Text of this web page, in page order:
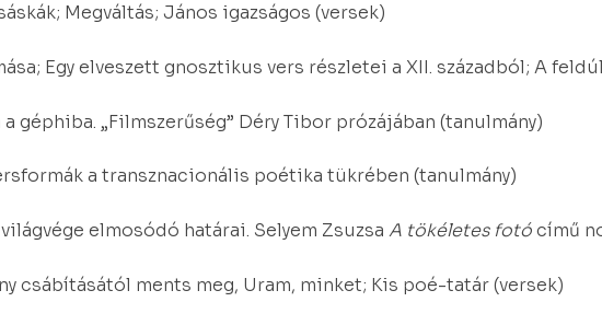
Megváltás; János igazságos (versek)
Egy elveszett gnosztikus vers részletei a XII. századból; A
géphiba. „Filmszerűség” Déry Tibor prózájában (tanulmány)
a transznacionális poétika tükrében (tanulmány)
elmosódó határai. Selyem Zsuzsa A tökéletes fotócímű
csábításától ments meg, Uram, minket; Kis poé-tatár (versek)